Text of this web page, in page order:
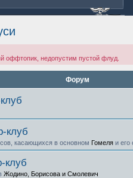
оффтопик, недопустим пустой флуд.
Форум
клуб
касающихся в основном Гомеля и его
клуб
Жодино, Борисова и Смолевич